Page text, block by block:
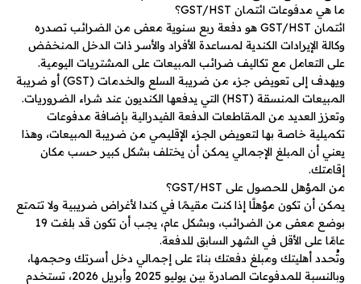
ما هي مدفوعات ائتمان GST/HST؟
ائتمان GST/HST هو دفعة ربع سنوية معفى من الضرائب تصدره
وكالة الإيرادات الكندية لمساعدة الأفراد والأسر ذات الدخل المنخفض
على التعامل مع تكاليف ضرائب المبيعات على المشتريات اليومية.
ويهدف إلى تعويض جزء من ضريبة السلع والخدمات (GST) أو ضريبة
المبيعات المنسقة (HST) التي يدفعها الكنديون عند شراء الضروريات.
وتعزز العديد من المقاطعات الدفعة الفيدرالية بإضافة مدفوعات
تكميلية خاصة بها لتعويض الجزء الإقليمي من ضريبة المبيعات، وهذا
يعني أن المبلغ الإجمالي يمكن أن يختلف بشكل كبير حسب مكان
إقامتك.
من المؤهل للحصول على GST/HST؟
يمكن أن تكون مؤهلًا إذا كنت مقيمًا في كندا لأغراض ضريبية ولا تتمتع
بوضع معفى من الضرائب، وبشكل عام، يجب أن تكون قد بلغت 19
عامًا على الأقل في الشهر السابق للدفعة.
وتُحدد أهليتك ومبلغ دفعتك بناءً على إجمالي دخل أسرتك وحجمها،
وبالنسبة للمدفوعات الصادرة بين يوليو 2025 وأبريل 2026، تستخدم